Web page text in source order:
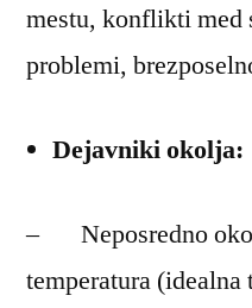
mestu, konflikti med
problemi,
Dejavniki okolja:
– Neposredno
temperatura (idealna